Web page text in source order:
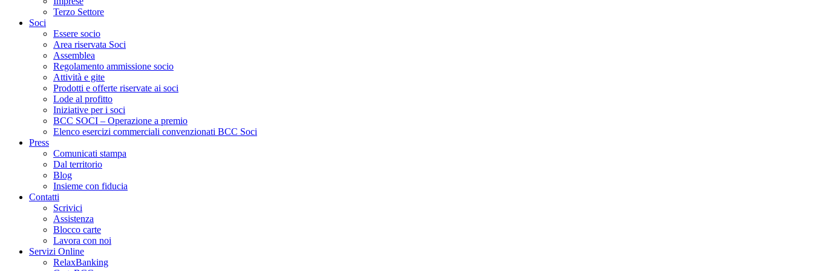
Terzo Settore
Soci
Essere socio
Area riservata Soci
Assemblea
Regolamento ammissione socio
Attività e gite
Prodotti e offerte riservate ai soci
Lode al profitto
Iniziative per i soci
BCC SOCI – Operazione a premio
Elenco esercizi commerciali convenzionati BCC Soci
Press
Comunicati stampa
Dal territorio
Blog
Insieme con fiducia
Contatti
Scrivici
Assistenza
Blocco carte
Lavora con noi
Servizi Online
RelaxBanking